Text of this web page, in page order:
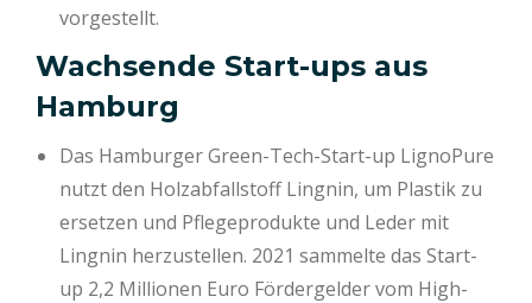
vorgestellt.
Wachsende Start-ups aus
Hamburg
Das Hamburger Green-Tech-Start-up LignoPure
nutzt den Holzabfallstoff Lingnin, um Plastik zu
ersetzen und Pflegeprodukte und Leder mit
Lingnin herzustellen. 2021 sammelte das Start-
up 2,2 Millionen Euro Fördergelder vom High-